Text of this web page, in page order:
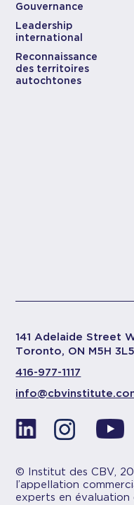
Gouvernance
Leadership
international
Reconnaissance
des territoires
autochtones
141 Adelaide Street
Toronto, ON M5H 3L5
416-977-1117
© Institut des CBV,
l’appellation
experts en évaluation